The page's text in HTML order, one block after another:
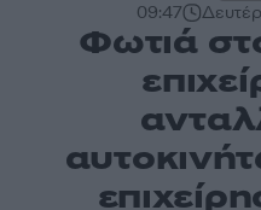
09:47
Φωτιά